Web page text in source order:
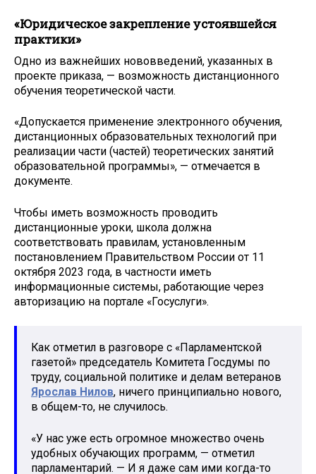
«Юридическое закрепление устоявшейся
практики»
Одно из важнейших нововведений, указанных в
проекте приказа, — возможность дистанционного
обучения теоретической части.
«Допускается применение электронного обучения,
дистанционных образовательных технологий при
реализации части (частей) теоретических занятий
образовательной программы», — отмечается в
документе.
Чтобы иметь возможность проводить
дистанционные уроки, школа должна
соответствовать правилам, установленным
постановлением Правительством России от 11
октября 2023 года, в частности иметь
информационные системы, работающие через
авторизацию на портале «Госуслуги».
Как отметил в разговоре с «Парламентской
газетой» председатель Комитета Госдумы по
труду, социальной политике и делам ветеранов
Ярослав Нилов, ничего принципиально нового,
в общем-то, не случилось.
«У нас уже есть огромное множество очень
удобных обучающих программ, — отметил
парламентарий. — И я даже сам ими когда-то